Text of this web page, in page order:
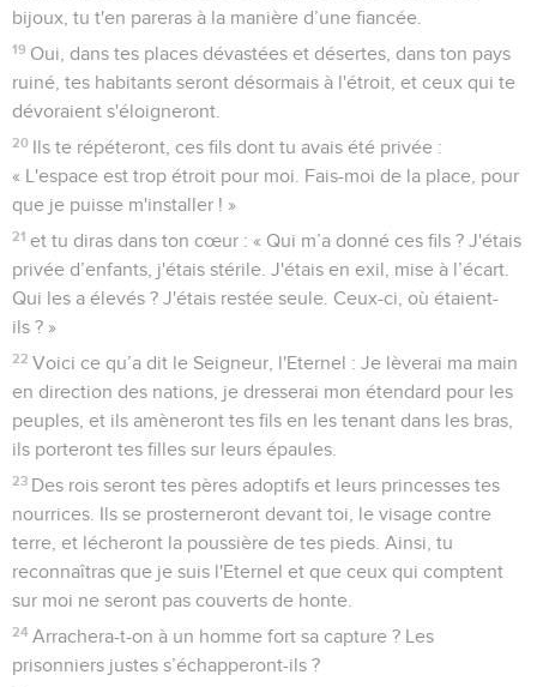
bijoux, tu t'en pareras à la manière d’une fiancée.
19 Oui, dans tes places dévastées et désertes, dans ton pays
ruiné, tes habitants seront désormais à l'étroit, et ceux qui te
dévoraient s'éloigneront.
20 Ils te répéteront, ces fils dont tu avais été privée :
« L'espace est trop étroit pour moi. Fais-moi de la place, pour
que je puisse m'installer ! »
21 et tu diras dans ton cœur : « Qui m’a donné ces fils ? J'étais
privée d’enfants, j'étais stérile. J'étais en exil, mise à l’écart.
Qui les a élevés ? J'étais restée seule. Ceux-ci, où étaient-
ils ? »
22 Voici ce qu’a dit le Seigneur, l'Eternel : Je lèverai ma main
en direction des nations, je dresserai mon étendard pour les
peuples, et ils amèneront tes fils en les tenant dans les bras,
ils porteront tes filles sur leurs épaules.
23 Des rois seront tes pères adoptifs et leurs princesses tes
nourrices. Ils se prosterneront devant toi, le visage contre
terre, et lécheront la poussière de tes pieds. Ainsi, tu
reconnaîtras que je suis l'Eternel et que ceux qui comptent
sur moi ne seront pas couverts de honte.
24 Arrachera-t-on à un homme fort sa capture ? Les
prisonniers justes s’échapperont-ils ?